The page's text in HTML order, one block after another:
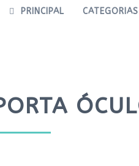
PRINCIPAL CATEGORIAS